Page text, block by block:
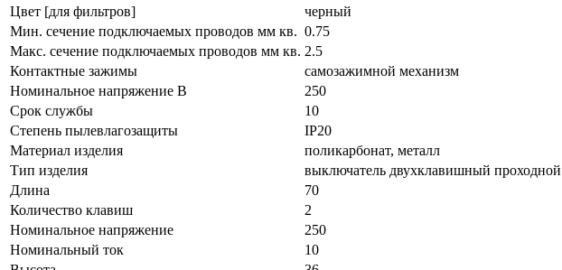
Цвет [для фильтров]
черный
Мин. сечение подключаемых проводов мм кв. 0.75
Макс. сечение подключаемых проводов мм кв. 2.5
Контактные зажимы
самозажимной механизм
Номинальное напряжение В
250
Срок службы
10
Степень пылевлагозащиты
IP20
Материал изделия
поликарбонат, металл
Тип изделия
выключатель двухклавишный проходной
Длина
70
Количество клавиш
2
Номинальное напряжение
250
Номинальный ток
10